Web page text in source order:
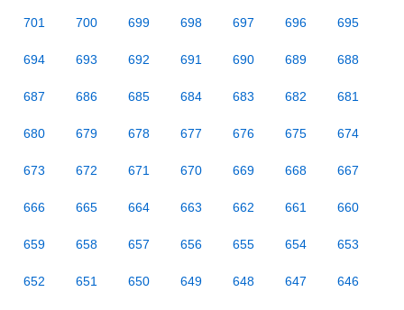
701 700 699 698 697 696 695
694 693 692 691 690 689 688
687 686 685 684 683 682 681
680 679 678 677 676 675 674
673 672 671 670 669 668 667
666 665 664 663 662 661 660
659 658 657 656 655 654 653
652 651 650 649 648 647 646